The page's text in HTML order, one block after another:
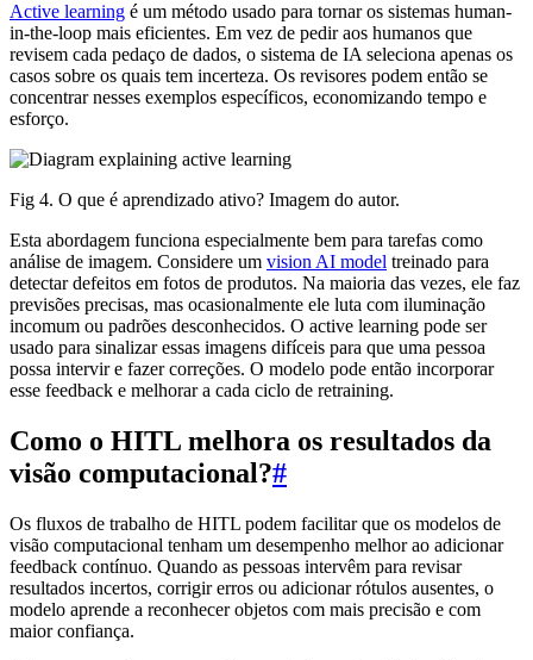
Active learning é um método usado para tornar os sistemas human-
in-the-loop mais eficientes. Em vez de pedir aos humanos que
revisem cada pedaço de dados, o sistema de IA seleciona apenas os
casos sobre os quais tem incerteza. Os revisores podem então se
concentrar nesses exemplos específicos, economizando tempo e
esforço.
Fig 4. O que é aprendizado ativo? Imagem do autor.
Esta abordagem funciona especialmente bem para tarefas como
análise de imagem. Considere um vision AI model treinado para
detectar defeitos em fotos de produtos. Na maioria das vezes, ele faz
previsões precisas, mas ocasionalmente ele luta com iluminação
incomum ou padrões desconhecidos. O active learning pode ser
usado para sinalizar essas imagens difíceis para que uma pessoa
possa intervir e fazer correções. O modelo pode então incorporar
esse feedback e melhorar a cada ciclo de retraining.
Como o HITL melhora os resultados da
visão computacional?#
Os fluxos de trabalho de HITL podem facilitar que os modelos de
visão computacional tenham um desempenho melhor ao adicionar
feedback contínuo. Quando as pessoas intervêm para revisar
resultados incertos, corrigir erros ou adicionar rótulos ausentes, o
modelo aprende a reconhecer objetos com mais precisão e com
maior confiança.